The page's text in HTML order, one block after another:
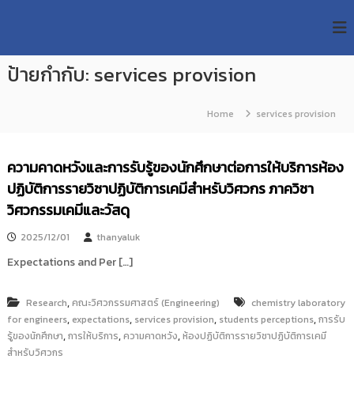
p
U
T
e
a
r
c
R
p
o
s
วิ
ท
ท
ค
โ
น
ล
ร
ม
ง
ค
ล
ป้ายกำกับ: services provision
Home services provision
ความคาดหวังและการรับรู้ของนักศึกษาต่อการให้บริการห้อง
ปฏิบัติการรายวิชาปฏิบัติการเคมีสำหรับวิศวกร ภาควิชา
วิศวกรรมเคมีและวัสดุ
2025/12/01 thanyaluk
Expectations and Per […]
Research,คณะวิศวกรรมศาสตร์ (Engineering)
chemistry laboratory
for engineers, expectations, services provision, students perceptions,การรับ
รู้ของนักศึกษา,การให้บริการ,ความคาดหวัง,ห้องปฏิบัติการรายวิชาปฏิบัติการเคมี
สำหรับวิศวกร